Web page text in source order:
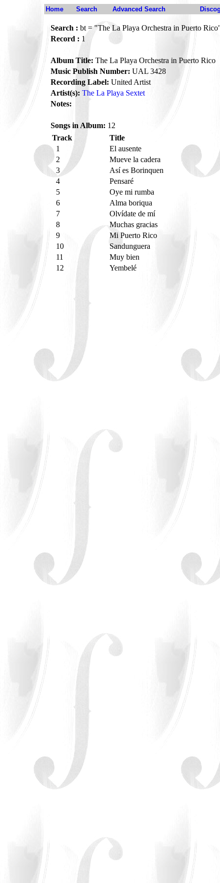
Home Search Advanced Search
Search : bt = "The La Playa Orchestra in Puerto
Record : 1
Album Title: The La Playa Orchestra in Puerto Rico
Music Publish Number: UAL 3428
Recording Label: United Artist
Artist(s): The La Playa Sextet
Notes:
Songs in Album: 12
Track
Title
1
El ausente
2
Mueve la cadera
3
Así es Borinquen
4
Pensaré
5
Oye mi rumba
6
Alma boriqua
7
Olvídate de mí
8
Muchas gracias
9
Mi Puerto Rico
10
Sandunguera
11
Muy bien
12
Yembelé